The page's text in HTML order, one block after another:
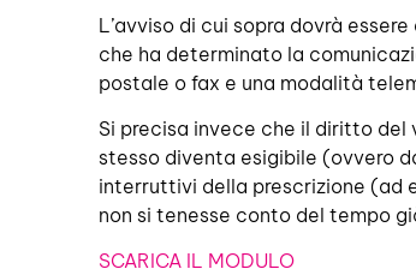
L’avviso di cui sopra dovrà
che ha determinato la
postale o fax e una modalità
Si precisa invece che il diritto del
stesso diventa esigibile (ovvero
interruttivi della prescrizione (ad
non si tenesse conto del tempo
SCARICA IL MODULO